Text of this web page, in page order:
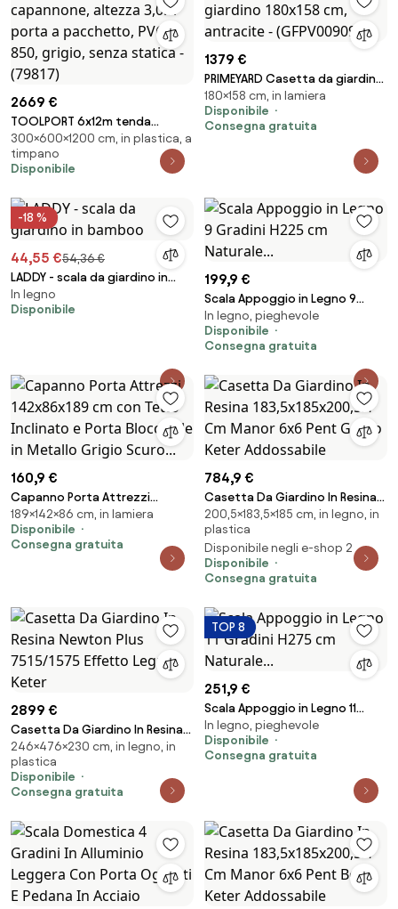
2669 €
TOOLPORT 6x12m tenda
capannone, altezza 3,0m
porta a pacchetto, PVC 850,
grigio, senza statica - (79817)
300×600×1200 cm, in plastica, a
timpano
Disponibile
1379 €
PRIMEYARD Casetta da giardino
180x158 cm, antracite -
(GFPV00909)
180×158 cm, in lamiera
Disponibile
Consegna gratuita
-18 %
44,55 €54,36 €
LADDY - scala da giardino in
bamboo
In legno
Disponibile
199,9 €
Scala Appoggio in Legno 9
Gradini H225 cm Naturale...
In legno, pieghevole
Disponibile
Consegna gratuita
160,9 €
Capanno Porta Attrezzi
142x86x189 cm con Tetto
Inclinato e Porta Bloccabile in
Metallo Grigio Scuro...
189×142×86 cm, in lamiera
Disponibile
Consegna gratuita
784,9 €
Casetta Da Giardino In Resina
183,5x185x200,5H Cm Manor
6x6 Pent Grigio Keter
Addossabile
200,5×183,5×185 cm, in legno, in
plastica
Disponibile negli e-shop 2
Disponibile
Consegna gratuita
2899 €
Casetta Da Giardino In Resina
Newton Plus 7515/1575 Effetto
Legno Keter
246×476×230 cm, in legno, in
plastica
Disponibile
Consegna gratuita
TOP 8
251,9 €
Scala Appoggio in Legno 11
Gradini H275 cm Naturale...
In legno, pieghevole
Disponibile
Consegna gratuita